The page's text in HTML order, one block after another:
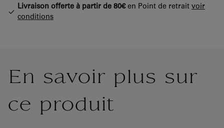
Livraison offerte à partir de 80€en Point de retrait voir
conditions
En savoir plus sur
ce produit